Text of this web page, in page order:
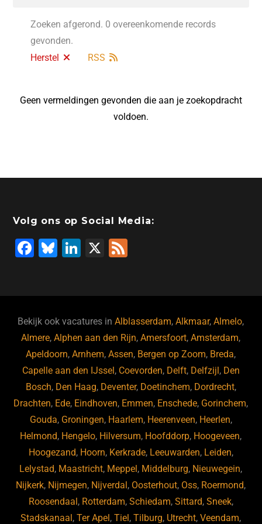
Zoeken afgerond. 0 overeenkomende records
gevonden.
Herstel
RSS
Geen vermeldingen gevonden die aan je zoekopdracht
voldoen.
Volg ons op Social Media:
F
b
o
o
k
Bl
ky
Li
dI
n
X
Bekijk ook vacatures inAlblasserdam,Alkmaar,Almelo,
Almere,Alphen aan den Rijn,Amersfoort,Amsterdam,
Apeldoorn,Arnhem,Assen, Bergen op Zoom, Breda,
Capelle aan den IJssel , Coevorden, Delft, Delfzijl , Den
Bosch, Den Haag, Deventer, Doetinchem, Dordrecht,
Drachten, Ede, Eindhoven, Emmen, Enschede, Gorinchem,
Gouda, Groningen, Haarlem, Heerenveen, Heerlen,
Helmond, Hengelo, Hilversum, Hoofddorp, Hoogeveen,
Hoogezand, Hoorn, Kerkrade, Leeuwarden, Leiden,
Lelystad, Maastricht, Meppel , Middelburg, Nieuwegein,
Nijkerk, Nijmegen, Nijverdal , Oosterhout, Oss, Roermond,
Roosendaal , Rotterdam, Schiedam, Sittard, Sneek,
Stadskanaal ,Ter Apel ,Tiel ,Tilburg, Utrecht,Veendam,